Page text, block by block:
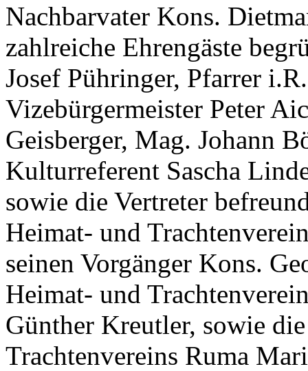
Nachbarvater Kons.
zahlreiche Ehrengäste
Josef Pühringer, Pfarrer
Vizebürgermeister Peter
Geisberger, Mag. Johann
Kulturreferent Sascha
sowie die Vertreter
Heimat- und
seinen Vorgänger Kons.
Heimat- und
Günther Kreutler, sowie
Trachtenvereins Ruma